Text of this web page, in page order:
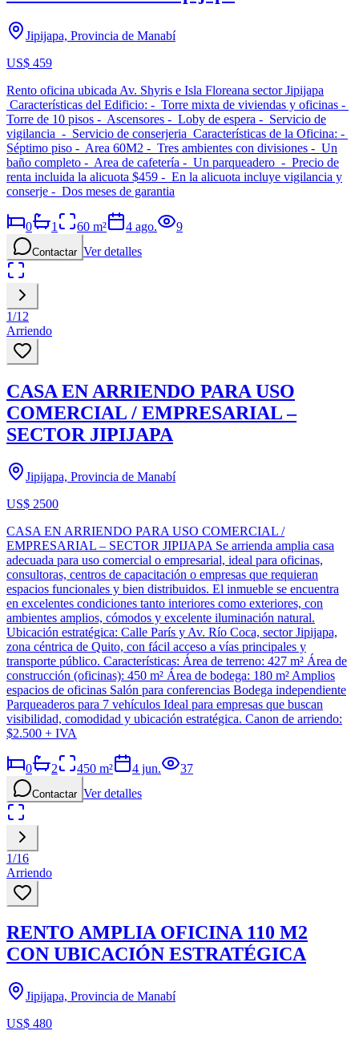
Jipijapa, Provincia de Manabí
US$ 459
Rento oficina ubicada Av. Shyris e Isla Floreana sector Jipijapa
Características del Edificio: - Torre mixta de viviendas y oficinas -
Torre de 10 pisos - Ascensores - Loby de espera - Servicio de
vigilancia - Servicio de conserjeria Características de la Oficina: -
Séptimo piso - Area 60M2 - Tres ambientes con divisiones - Un
baño completo - Area de cafetería - Un parqueadero - Precio de
renta incluida la alicuota $459 - En la alicuota incluye vigilancia y
conserje - Dos meses de garantia
0 1 60 m² 4 ago. 9
Contactar Ver detalles
1/12
Arriendo
CASA EN ARRIENDO PARA USO
COMERCIAL / EMPRESARIAL –
SECTOR JIPIJAPA
Jipijapa, Provincia de Manabí
US$ 2500
CASA EN ARRIENDO PARA USO COMERCIAL /
EMPRESARIAL – SECTOR JIPIJAPA Se arrienda amplia casa
adecuada para uso comercial o empresarial, ideal para oficinas,
consultoras, centros de capacitación o empresas que requieran
espacios funcionales y bien distribuidos. El inmueble se encuentra
en excelentes condiciones tanto interiores como exteriores, con
ambientes amplios, cómodos y excelente iluminación natural.
Ubicación estratégica: Calle París y Av. Río Coca, sector Jipijapa,
zona céntrica de Quito, con fácil acceso a vías principales y
transporte público. Características: Área de terreno: 427 m² Área de
construcción (oficinas): 450 m² Área de bodega: 180 m² Amplios
espacios de oficinas Salón para conferencias Bodega independiente
Parqueaderos para 7 vehículos Ideal para empresas que buscan
visibilidad, comodidad y ubicación estratégica. Canon de arriendo:
$2.500 + IVA
0 2 450 m² 4 jun. 37
Contactar Ver detalles
1/16
Arriendo
RENTO AMPLIA OFICINA 110 M2
CON UBICACIÓN ESTRATÉGICA
Jipijapa, Provincia de Manabí
US$ 480